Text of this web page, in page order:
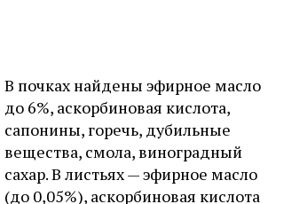
В почках найдены эфирное масло
до 6%, аскорбиновая кислота,
сапонины, горечь, дубильные
вещества, смола, виноградный
сахар. В листьях — эфирное масло
(до 0,05%), аскорбиновая кислота